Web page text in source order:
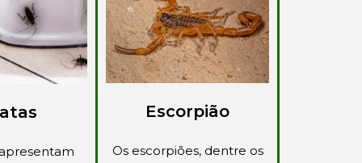
Escorpião
Os escorpiões, dentre os